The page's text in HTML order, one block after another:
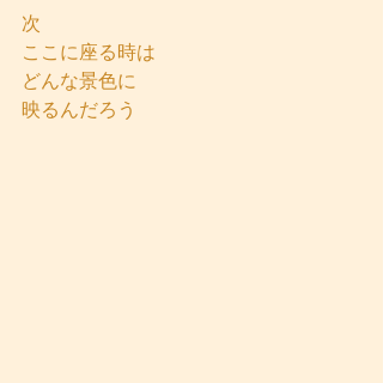
次
ここに座る時は
どんな景色に
映るんだろう